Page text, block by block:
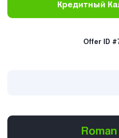
Кредитный
Offer ID
Roman